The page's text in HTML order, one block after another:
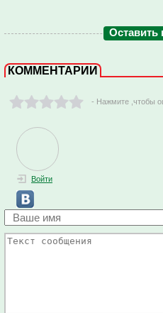
Оставить
КОММЕНТАРИИ
- Нажмите ,чтобы
Войти